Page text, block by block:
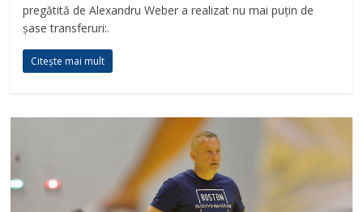
pregătită de Alexandru Weber a realizat nu mai puțin de
șase transferuri:.
Citește mai mult